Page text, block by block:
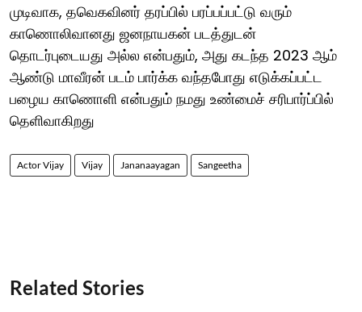
முடிவாக, தவெகவினர் தரப்பில் பரப்பப்பட்டு வரும்
காணொலிவானது ஜனநாயகன் படத்துடன்
தொடர்புடையது அல்ல என்பதும், அது கடந்த 2023 ஆம்
ஆண்டு மாவீரன் படம் பார்க்க வந்தபோது எடுக்கப்பட்ட
பழைய காணொளி என்பதும் நமது உண்மைச் சரிபார்ப்பில்
தெளிவாகிறது
Actor Vijay Vijay Jananaayagan Sangeetha
Related Stories